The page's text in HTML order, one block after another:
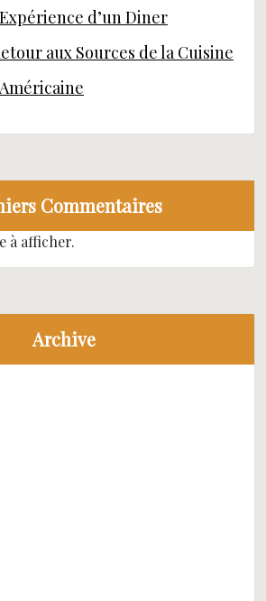
d’un Diner
aux Sources de la Cuisine
Commentaires
à afficher.
Archive